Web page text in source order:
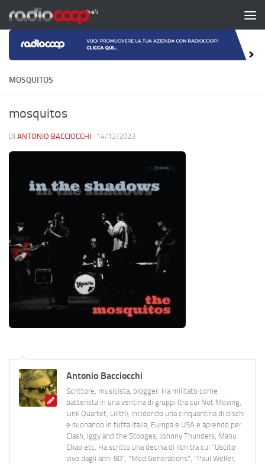
Salta al contenuto
MOSQUITOS
mosquitos
DI ANTONIO BACCIOCCHI · 14/12/2023
Antonio Bacciocchi
Scrittore, musicista, blogger. Ha militato come
batterista in una ventina di gruppi (tra cui Not Moving,
Link Quartet, Lilith), incidendo una cinquantina di dischi
e suonando in tutta Italia, Europa e USA e aprendo per
Clash, Iggy and the Stooges, Johnny Thunders, Manu
Chao etc. Ha scritto una decina di libri tra cui "Uscito
vivo dagli anni 80", "Mod Generations", "Paul Weller,